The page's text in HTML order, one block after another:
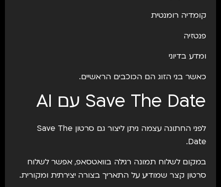
קומדיה רומנטית
פנטזיה
ומדע בדיוני
כאשר בני הזוג הם הכוכבים הראשיים.
Save The Date עם AI
לפני החתונה עצמה ניתן ליצור גם סרטון Save The
Date.
במקום לשלוח תמונה רגילה בוואטסאפ, אפשר לשלוח
סרטון קצר שמודיע על התאריך בצורה יצירתית ומקורית.